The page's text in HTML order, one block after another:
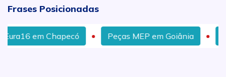
Frases Posicionadas
Peças MEP em Goiânia Estocador De